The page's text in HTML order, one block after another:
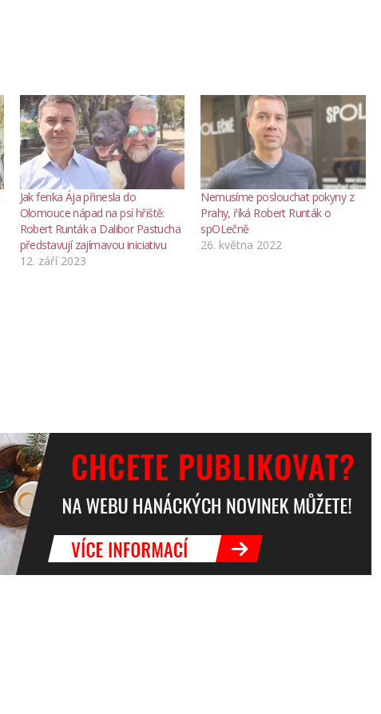
Jak fenka Ája přinesla do
Olomouce nápad na psí hřiště:
Robert Runták a Dalibor Pastucha
představují zajímavou iniciativu
12. září 2023
Nemusíme poslouchat pokyny z
Prahy, říká Robert Runták o
spOLečně
26. května 2022